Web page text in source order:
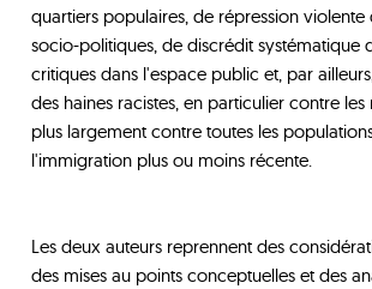
quartiers populaires, de répression violente
socio-politiques, de discrédit systématique
critiques dans l'espace public et, par
des haines racistes, en particulier contre les
plus largement contre toutes les
l'immigration plus ou moins récente.
Les deux auteurs reprennent des
des mises au points conceptuelles et des